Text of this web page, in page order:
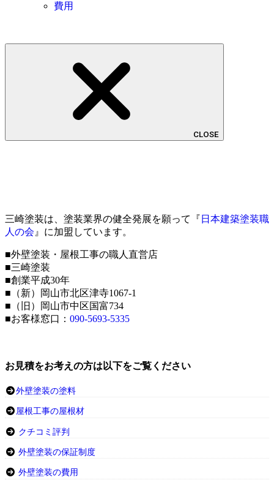
費用
CLOSE
三崎塗装は、塗装業界の健全発展を願って『 日本建築塗装職
人の会 』に加盟しています。
■外壁塗装・屋根工事の職人直営店
■三崎塗装
■創業平成30年
■（新）岡山市北区津寺1067-1
■（旧）岡山市中区国富734
■お客様窓口： 090-5693-5335
お見積をお考えの方は以下をご覧ください
外壁塗装の塗料
屋根工事の屋根材
クチコミ評判
外壁塗装の保証制度
外壁塗装の費用